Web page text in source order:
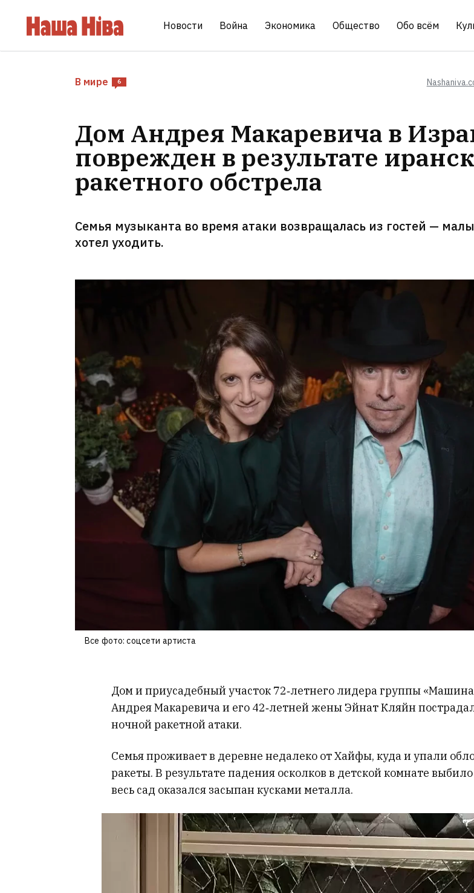
Новости Война Экономика Общество Обо всём
В мире 6
Дом Андрея Макаревича в
поврежден в результате
ракетного обстрела
Семья музыканта во время атаки возвращалась из гостей —
хотел уходить.
Все фото: соцсети артиста
Дом и приусадебный участок 72‑летнего лидера группы
Андрея Макаревича и его 42‑летней жены Эйнат Кляйн
ночной ракетной атаки.
Семья проживает в деревне недалеко от Хайфы, куда и упали
ракеты. В результате падения осколков в детской комнате выбило
весь сад оказался засыпан кусками металла.